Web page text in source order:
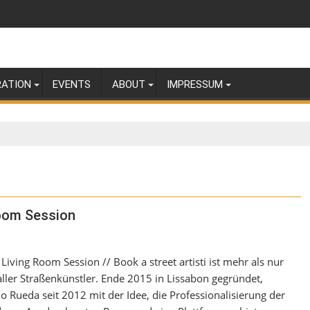
EVENTS ABOUT IMPRESSUM
Session
Room Session // Book a street artisti ist mehr als nur
Straßenkünstler. Ende 2015 in Lissabon gegründet,
Rueda seit 2012 mit der Idee, die Professionalisierung der